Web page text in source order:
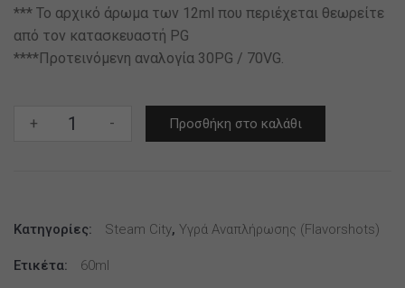
*** Το αρχικό άρωμα των 12ml που περιέχεται θεωρείτε
από τον κατασκευαστή PG
****Προτεινόμενη αναλογία 30PG / 70VG.
+
Steam
12ml
ποσότητα
- Προσθήκη στο καλάθι
Κατηγορίες: Steam City, Υγρά Αναπλήρωσης (flavorshots)
Ετικέτα: 60ml